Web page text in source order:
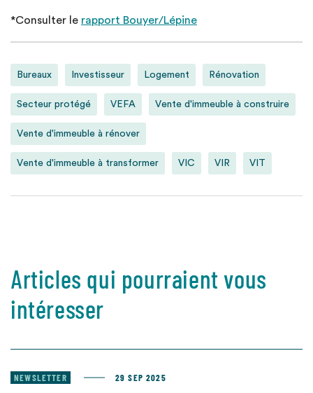
*Consulter le rapport Bouyer/Lépine
Bureaux Investisseur Logement Rénovation
Secteur protégé VEFA Vente d'immeuble à construire
Vente d'immeuble à rénover
Vente d'immeuble à transformer VIC VIR VIT
Articles qui pourraient vous
intéresser
NEWSLETTER 29 SEP 2025